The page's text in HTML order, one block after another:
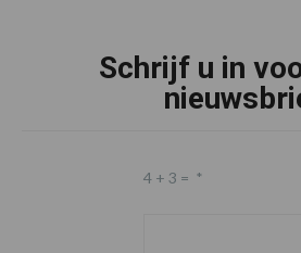
Schrijf u in
4 + 3 = *